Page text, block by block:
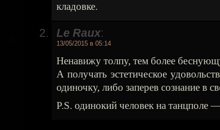
кладовке.
Le Raux:
13/05/2015 в 05:14
Ненавижу толпу, тем более
А получать эстетическое
одиночку, либо заперев сознание в
P.S. одинокий человек на танцполе